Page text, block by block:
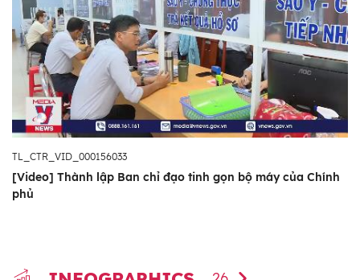
TL_CTR_VID_000156033
[Video] Thành lập Ban chỉ đạo tinh gọn bộ máy của Chính
phủ